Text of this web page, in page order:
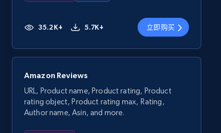
35.2K+ 5.7K+ 立即购买
Amazon Reviews
URL, Product name, Product rating, Product
rating object, Product rating max, Rating,
Author name, Asin, and more.